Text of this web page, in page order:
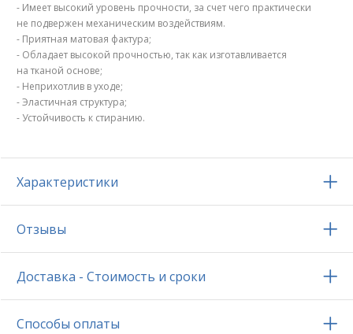
- Имеет высокий уровень прочности, за счет чего практически
не подвержен механическим воздействиям.
- Приятная матовая фактура;
- Обладает высокой прочностью, так как изготавливается
на тканой основе;
- Неприхотлив в уходе;
- Эластичная структура;
- Устойчивость к стиранию.
Характеристики
Отзывы
Доставка - Стоимость и сроки
Способы оплаты